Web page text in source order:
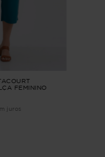
FEMININO
Verde M
juros